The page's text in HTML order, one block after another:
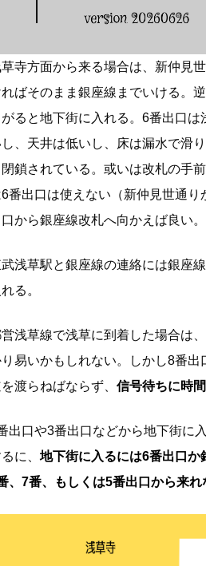
寺方面から来る場合は、新仲見
ればそのまま銀座線までいける。
がると地下街に入れる。6番出口
し、天井は低いし、床は漏水で滑
鎖されている。或いは改札の手
6番出口は使えない（新仲見世通
から銀座線改札へ向かえば良い
浅草駅と銀座線の連絡には銀座
る。
浅草線で浅草に到着した場合は
易いかもしれない。しかし8番
渡らねばならず、 信号待ちに時
出口や3番出口などから地下街に
に、 地下街に入るには6番出口
、7番、もしくは5番出口から来れ